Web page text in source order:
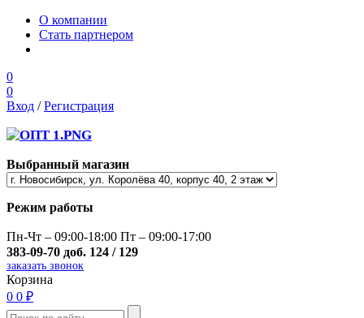
О компании
Стать партнером
0
0
Вход /Регистрация
Выбранный магазин
Режим работы
Пн-Чт – 09:00-18:00 Пт – 09:00-17:00
383-09-70 доб. 124 / 129
заказать звонок
Корзина
0 0 ₽